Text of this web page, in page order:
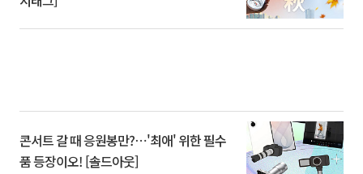
콘서트 갈 때 응원봉만?⋯'최애' 위한 필수
품 등장이오! [솔드아웃]